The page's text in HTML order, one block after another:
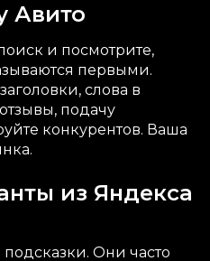
Авито
и посмотрите,
первыми.
слова в
подачу
конкурентов. Ваша
из Яндекса
Они часто